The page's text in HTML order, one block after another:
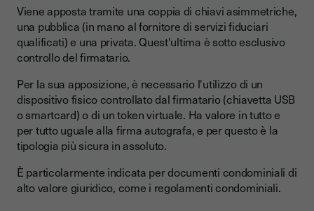
Viene apposta tramite una coppia di chiavi asimmetriche,
una pubblica (in mano al fornitore di servizi fiduciari
qualificati) e una privata. Quest'ultima è sotto esclusivo
controllo del firmatario.
Per la sua apposizione, è necessario l'utilizzo di un
dispositivo fisico controllato dal firmatario (chiavetta USB
o smartcard) o di un token virtuale. Ha valore in tutto e
per tutto uguale alla firma autografa, e per questo è la
tipologia più sicura in assoluto.
È particolarmente indicata per documenti condominiali di
alto valore giuridico, come i regolamenti condominiali.